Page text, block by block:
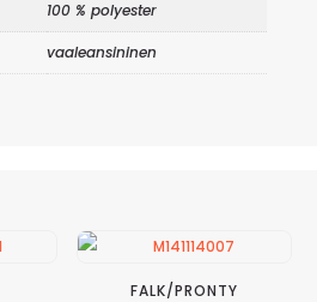
100 % polyester
vaaleansininen
FALK/PRONTY